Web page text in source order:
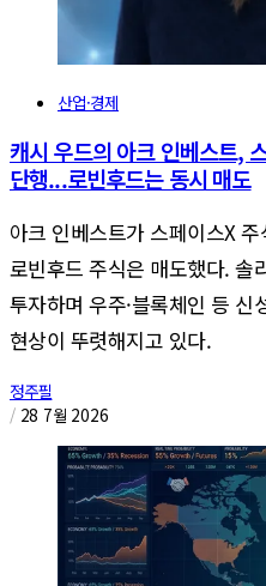
산업·경제
캐시 우드의 아크 인베스트,
단행...로빈후드는 동시 매도
아크 인베스트가 스페이스X
로빈후드 주식은 매도했다. 솔
투자하며 우주·블록체인 등 신
현상이 뚜렷해지고 있다.
정주필
/ 28 7월 2026